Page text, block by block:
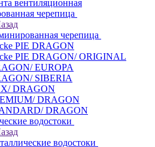
вентиляционная
черепица
черепица
PIE DRAGON
PIE DRAGON/ ORIGINAL
EUROPA
SIBERIA
DRAGON
DRAGON
DRAGON
водостоки
водостоки